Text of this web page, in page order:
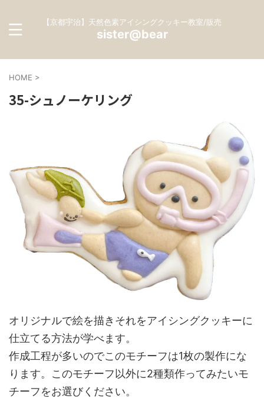
【京都宇治】天然色素アイシングクッキー教室/販売
sister@bear
HOME >
35-シュノーケリング
オリジナルで絵を描きそれをアイシングクッキーに
仕立てる方法が学べます。
作成工程が多いのでこのモチーフは1枚の製作にな
ります。このモチーフ以外に2種類作ってみたいモ
チーフをお選びください。